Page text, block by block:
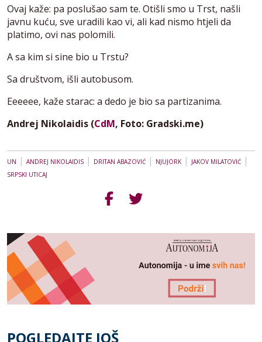
Ovaj kaže: pa poslušao sam te. Otišli smo u Trst, našli
javnu kuću, sve uradili kao vi, ali kad nismo htjeli da
platimo, ovi nas polomili.
A sa kim si sine bio u Trstu?
Sa društvom, išli autobusom.
Eeeeee, kaže starac: a dedo je bio sa partizanima.
Andrej Nikolaidis (CdM, Foto: Gradski.me)
UN | ANDREJ NIKOLAIDIS | DRITAN ABAZOVIĆ | NJUJORK | JAKOV MILATOVIĆ |
SRPSKI UTICAJ
POGLEDAJTE JOŠ